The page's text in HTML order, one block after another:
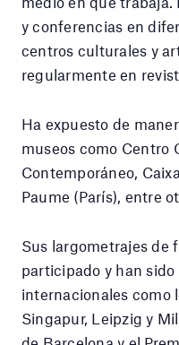
y conferencias en
centros culturales y
regularmente en
Ha expuesto de
museos como Centro
Contemporáneo,
Paume (París), entre
Sus largometrajes de
participado y han
internacionales como
Singapur, Leipzig y